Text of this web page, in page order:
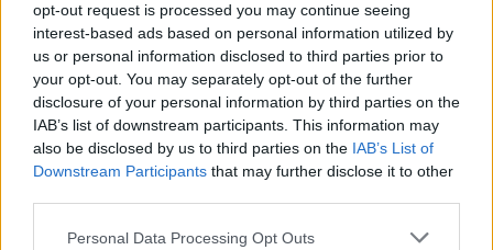
opt-out request is processed you may continue seeing
interest-based ads based on personal information utilized by
us or personal information disclosed to third parties prior to
your opt-out. You may separately opt-out of the further
disclosure of your personal information by third parties on the
IAB’s list of downstream participants. This information may
also be disclosed by us to third parties on the IAB’s List of
Downstream Participants that may further disclose it to other
Personal Data Processing Opt Outs